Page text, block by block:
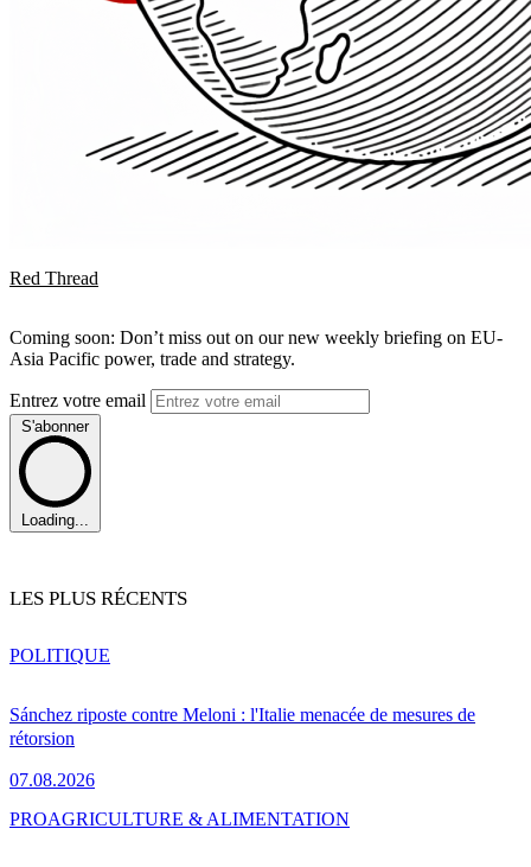
Red Thread
Coming soon: Don’t miss out on our new weekly briefing on EU-
Asia Pacific power, trade and strategy.
Entrez votre email
S'abonner
Loading...
LES PLUS RÉCENTS
Sánchez riposte contre Meloni : l'Italie menacée de mesures de
rétorsion
07.08.2026
POLITIQUE
PROAGRICULTURE & ALIMENTATION